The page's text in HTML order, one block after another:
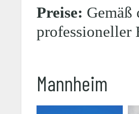
Preise: Gemäß
professioneller
Mannheim